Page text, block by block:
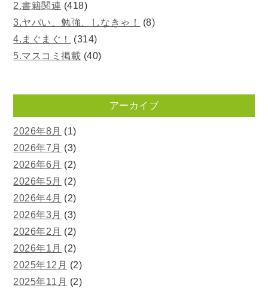
2.書籍関連 (418)
3.ヤバい、勉強、しなきゃ！
(8)
4.まぐまぐ！
(314)
5.マスコミ掲載 (40)
アーカイブ
2026年8月 (1)
2026年7月 (3)
2026年6月 (2)
2026年5月 (2)
2026年4月 (2)
2026年3月 (3)
2026年2月 (2)
2026年1月 (2)
2025年12月 (2)
2025年11月 (2)